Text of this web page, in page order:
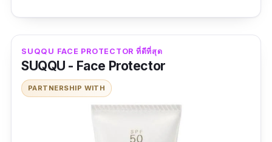
SUQQU FACE PROTECTOR ที่ดีที่สุด
SUQQU - Face Protector
PARTNERSHIP WITH